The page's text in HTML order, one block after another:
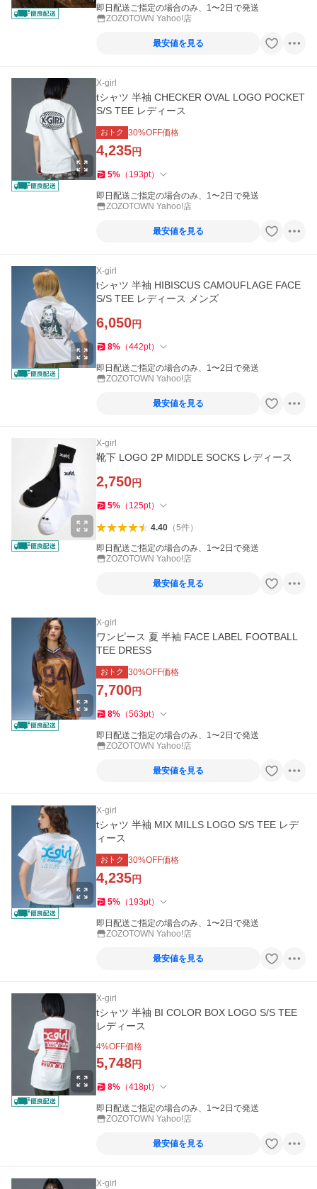
即日配送ご指定の場合のみ、1〜2日で発送
ZOZOTOWN Yahoo!店
最安値を見る
X-girl
tシャツ 半袖 CHECKER OVAL LOGO POCKET
S/S TEE レディース
おトク 30%OFF価格
4,235円
5% （ 193pt）
即日配送ご指定の場合のみ、1〜2日で発送
ZOZOTOWN Yahoo!店
最安値を見る
X-girl
tシャツ 半袖 HIBISCUS CAMOUFLAGE FACE
S/S TEE レディース メンズ
6,050円
8% （442pt）
即日配送ご指定の場合のみ、1〜2日で発送
ZOZOTOWN Yahoo!店
最安値を見る
X-girl
靴下 LOGO 2P MIDDLE SOCKS レディース
2,750円
5% （ 125pt）
4.40（5件）
即日配送ご指定の場合のみ、1〜2日で発送
ZOZOTOWN Yahoo!店
最安値を見る
X-girl
ワンピース 夏 半袖 FACE LABEL FOOTBALL
TEE DRESS
おトク 30%OFF価格
7,700円
8% （563pt）
即日配送ご指定の場合のみ、1〜2日で発送
ZOZOTOWN Yahoo!店
最安値を見る
X-girl
tシャツ 半袖 MIX MILLS LOGO S/S TEE レデ
ィース
おトク 30%OFF価格
4,235円
5% （ 193pt）
即日配送ご指定の場合のみ、1〜2日で発送
ZOZOTOWN Yahoo!店
最安値を見る
X-girl
tシャツ 半袖 BI COLOR BOX LOGO S/S TEE
レディース
4%OFF価格
5,748円
8% （418pt）
即日配送ご指定の場合のみ、1〜2日で発送
ZOZOTOWN Yahoo!店
最安値を見る
X-girl